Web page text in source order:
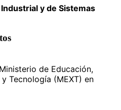
y de Sistemas
de Educación,
Tecnología (MEXT) en